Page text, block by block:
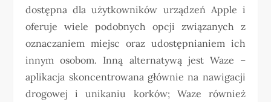
dostępna dla użytkowników urządzeń Apple i
oferuje wiele podobnych opcji związanych z
oznaczaniem miejsc oraz udostępnianiem ich
innym osobom. Inną alternatywą jest Waze –
aplikacja skoncentrowana głównie na nawigacji
drogowej i unikaniu korków; Waze również